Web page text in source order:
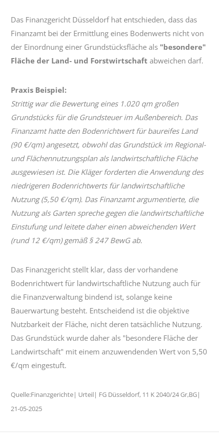
Das Finanzgericht Düsseldorf hat entschieden, dass das
Finanzamt bei der Ermittlung eines Bodenwerts nicht von
der Einordnung einer Grundstücksfläche als "besondere"
Fläche der Land- und Forstwirtschaft abweichen darf.
Praxis Beispiel:
Strittig war die Bewertung eines 1.020 qm großen
Grundstücks für die Grundsteuer im Außenbereich. Das
Finanzamt hatte den Bodenrichtwert für baureifes Land
(90 €/qm) angesetzt, obwohl das Grundstück im Regional-
und Flächennutzungsplan als landwirtschaftliche Fläche
ausgewiesen ist. Die Kläger forderten die Anwendung des
niedrigeren Bodenrichtwerts für landwirtschaftliche
Nutzung (5,50 €/qm). Das Finanzamt argumentierte, die
Nutzung als Garten spreche gegen die landwirtschaftliche
Einstufung und leitete daher einen abweichenden Wert
(rund 12 €/qm) gemäß § 247 BewG ab.
Das Finanzgericht stellt klar, dass der vorhandene
Bodenrichtwert für landwirtschaftliche Nutzung auch für
die Finanzverwaltung bindend ist, solange keine
Bauerwartung besteht. Entscheidend ist die objektive
Nutzbarkeit der Fläche, nicht deren tatsächliche Nutzung.
Das Grundstück wurde daher als "besondere Fläche der
Landwirtschaft" mit einem anzuwendenden Wert von 5,50
€/qm eingestuft.
Quelle:Finanzgerichte| Urteil| FG Düsseldorf, 11 K 2040/24 Gr,BG|
21-05-2025